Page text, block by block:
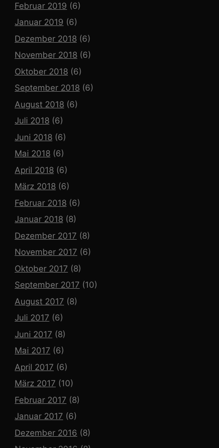
Februar 2019 (6)
Januar 2019 (6)
Dezember 2018 (6)
November 2018 (6)
Oktober 2018 (6)
September 2018 (6)
August 2018 (6)
Juli 2018 (6)
Juni 2018 (6)
Mai 2018 (6)
April 2018 (6)
März 2018 (6)
Februar 2018 (6)
Januar 2018 (8)
Dezember 2017 (8)
November 2017 (6)
Oktober 2017 (8)
September 2017 (10)
August 2017 (8)
Juli 2017 (6)
Juni 2017 (8)
Mai 2017 (6)
April 2017 (6)
März 2017 (10)
Februar 2017 (8)
Januar 2017 (6)
Dezember 2016 (8)